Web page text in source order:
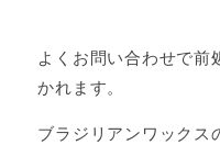
よくお問い合わせで前
かれます。
ブラジリアンワックス